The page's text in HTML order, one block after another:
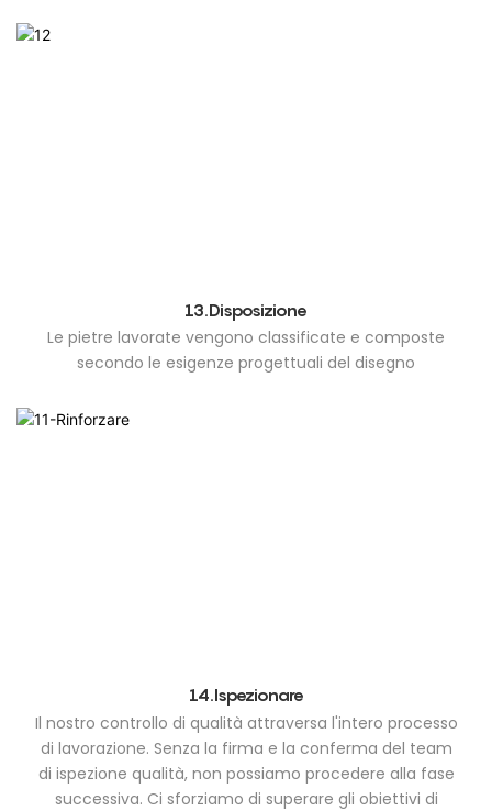
13.Disposizione
Le pietre lavorate vengono classificate e composte
secondo le esigenze progettuali del disegno
14.Ispezionare
Il nostro controllo di qualità attraversa l'intero processo
di lavorazione. Senza la firma e la conferma del team
di ispezione qualità, non possiamo procedere alla fase
successiva. Ci sforziamo di superare gli obiettivi di